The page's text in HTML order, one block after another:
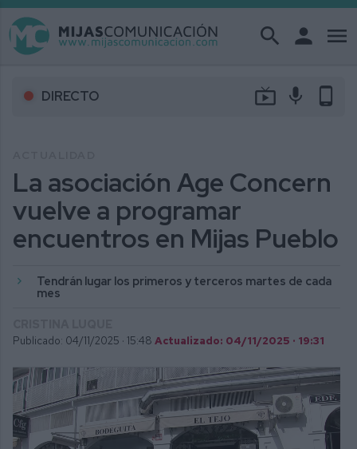
search person menu
DIRECTO live_tv mic phone_android
La asociación Age Concern
vuelve a programar
encuentros en Mijas Pueblo
Tendrán lugar los primeros y terceros martes de cada
mes
Publicado: 04/11/2025 · 15:48 Actualizado: 04/11/2025 · 19:31